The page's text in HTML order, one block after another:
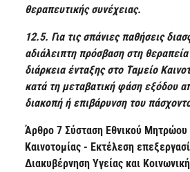
θεραπευτικής συνέχειας.
12.5. Για τις σπάνιες παθήσεις
αδιάλειπτη πρόσβαση στη
διάρκεια ένταξης στο Ταμείο
κατά τη μεταβατική φάση εξόδου
διακοπή ή επιβάρυνση του
Άρθρο 7 Σύσταση Εθνικού
Καινοτομίας - Εκτέλεση
Διακυβέρνηση Υγείας και